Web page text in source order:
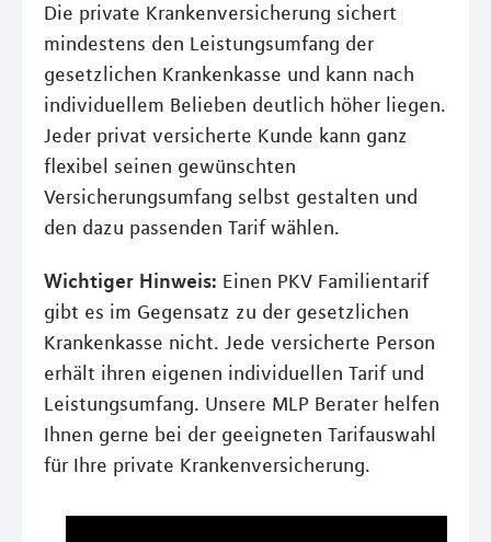
Die private Krankenversicherung sichert
mindestens den Leistungsumfang der
gesetzlichen Krankenkasse und kann nach
individuellem Belieben deutlich höher liegen.
Jeder privat versicherte Kunde kann ganz
flexibel seinen gewünschten
Versicherungsumfang selbst gestalten und
den dazu passenden Tarif wählen.
Wichtiger Hinweis: Einen PKV Familientarif
gibt es im Gegensatz zu der gesetzlichen
Krankenkasse nicht. Jede versicherte Person
erhält ihren eigenen individuellen Tarif und
Leistungsumfang. Unsere MLP Berater helfen
Ihnen gerne bei der geeigneten Tarifauswahl
für Ihre private Krankenversicherung.